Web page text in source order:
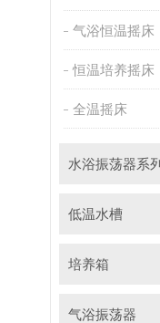
气浴恒温摇床
恒温培养摇床
全温摇床
水浴振荡器系列
低温水槽
培养箱
气浴振荡器